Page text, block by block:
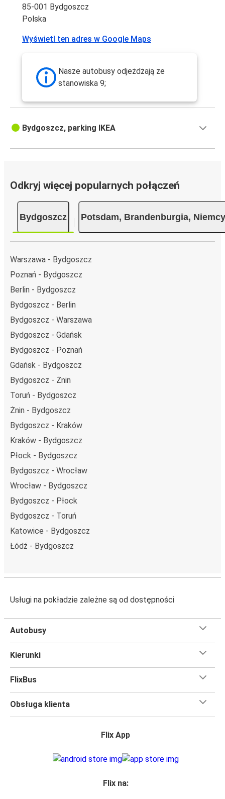
85-001 Bydgoszcz
Polska
Wyświetl ten adres w Google Maps
Nasze autobusy odjeżdżają ze
stanowiska 9;
Bydgoszcz, parking IKEA
Odkryj więcej popularnych połączeń
Bydgoszcz Potsdam, Brandenburgia, Niemcy
Warszawa - Bydgoszcz
Poznań - Bydgoszcz
Berlin - Bydgoszcz
Bydgoszcz - Berlin
Bydgoszcz - Warszawa
Bydgoszcz - Gdańsk
Bydgoszcz - Poznań
Gdańsk - Bydgoszcz
Bydgoszcz - Żnin
Toruń - Bydgoszcz
Żnin - Bydgoszcz
Bydgoszcz - Kraków
Kraków - Bydgoszcz
Płock - Bydgoszcz
Bydgoszcz - Wrocław
Wrocław - Bydgoszcz
Bydgoszcz - Płock
Bydgoszcz - Toruń
Katowice - Bydgoszcz
Łódź - Bydgoszcz
Usługi na pokładzie zależne są od dostępności
Autobusy
Kierunki
FlixBus
Obsługa klienta
Flix App
Flix na: